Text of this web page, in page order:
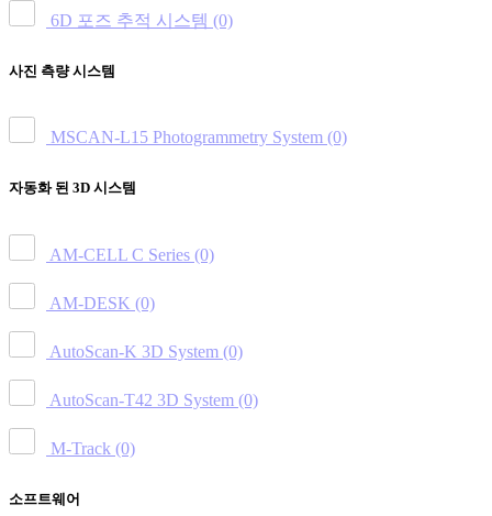
6D 포즈 추적 시스템 (0)
사진 측량 시스템
MSCAN-L15 Photogrammetry System (0)
자동화 된 3D 시스템
AM-CELL C Series (0)
AM-DESK (0)
AutoScan-K 3D System (0)
AutoScan-T42 3D System (0)
M-Track (0)
소프트웨어